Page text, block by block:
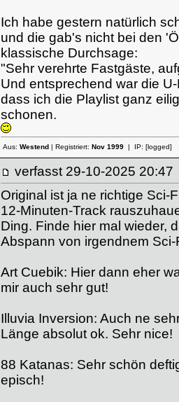
Ich habe gestern natürlich
und die gab's nicht bei den
klassische Durchsage:
"Sehr verehrte Fastgäste,
Und entsprechend war die
dass ich die Playlist ganz
schonen.
Aus: Westend| Registriert: Nov 1999| IP: [logged]
verfasst 29-10-2025
Original ist ja ne richtige Sci-
12-Minuten-Track
Ding. Finde hier mal wieder,
Abspann von irgendnem
Art Cuebik: Hier dann eher
mir auch sehr gut!
Illuvia Inversion: Auch ne
Länge absolut ok. Sehr nice!
88 Katanas: Sehr schön
episch!